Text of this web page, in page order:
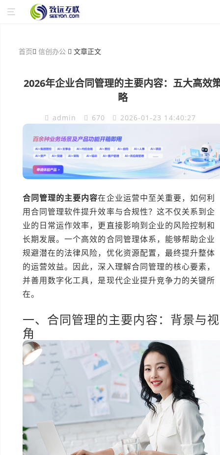
首页 信创办公 文章正文
2026年企业合同管理的主要内容：五大高效
略
admin 670 2026-01-23 14:40:27
合同管理的主要内容在企业运营中至关重要，如何利
用合同管理软件提升效率与合规性？这不仅关系到企
业的日常运作效率，更直接影响到企业的风险控制和
长期发展。一个高效的合同管理体系，能够帮助企业
规避潜在的法律风险，优化资源配置，最终提升整体
的运营效益。因此，深入理解合同管理的核心要素，
并善用数字化工具，是现代企业提升竞争力的关键所
在。
一、合同管理的主要内容：背景与视
角